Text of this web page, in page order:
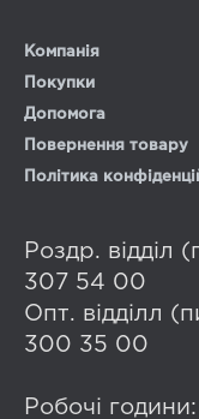
Компанія
Покупки
Допомога
Повернення товару
Політика
Роздр. відділ
307 54 00
Опт. відділл
300 35 00
Робочі